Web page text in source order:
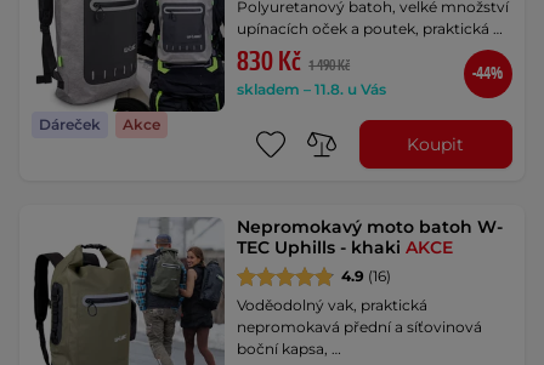
Dáreček Akce
Polyuretanový batoh, velké množství
upínacích oček a poutek, praktická …
830 Kč 1 490 Kč
skladem – 11.8. u Vás
-44%
Koupit
Nepromokavý moto batoh W-
TEC Uphills - khakiAKCE
4.9 (16)
Voděodolný vak, praktická
nepromokavá přední a síťovinová
boční kapsa, …